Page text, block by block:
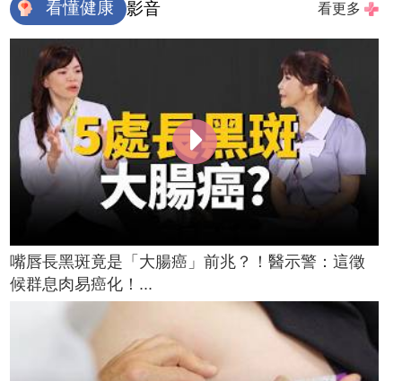
看懂健康 影音 看更多
嘴唇長黑斑竟是「大腸癌」前兆？！醫示警：這徵
候群息肉易癌化！...